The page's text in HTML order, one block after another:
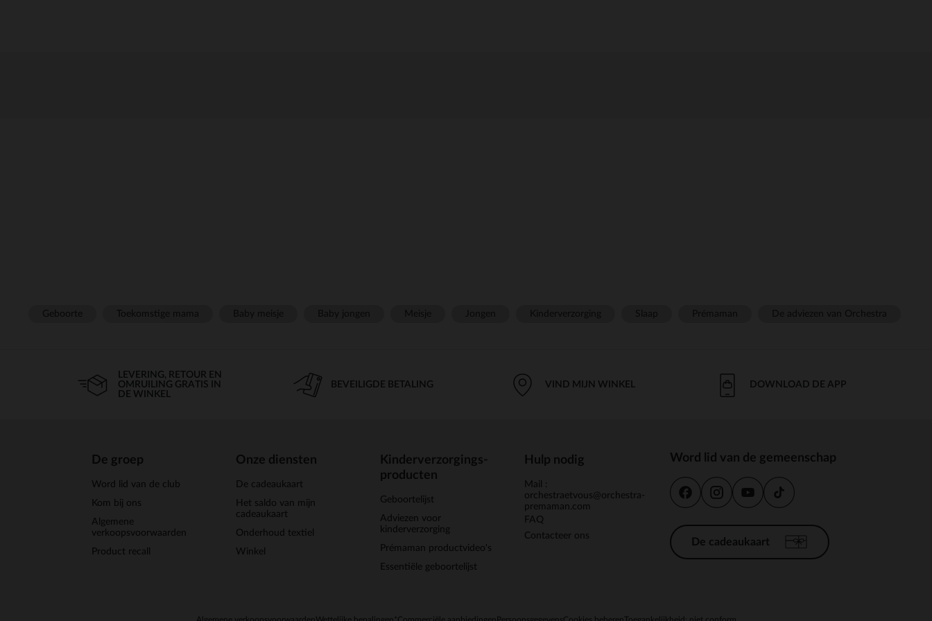
LEVERING, RETOUR EN
OMRUILING GRATIS IN
DE WINKEL
BEVEILIGDE BETALING VIND MIJN WINKEL DOWNLOAD DE APP
De groep
Word lid van de club
Kom bij ons
Algemene
verkoopsvoorwaarden
Product recall
Onze diensten
De cadeaukaart
Het saldo van mijn
cadeaukaart
Onderhoud textiel
Winkel
Kinderverzorgings-
producten
Geboortelijst
Adviezen voor
kinderverzorging
Prémaman productvideo's
Essentiële geboortelijst
Hulp nodig
Mail :
orchestraetvous@orchestra-
premaman.com
FAQ
Contacteer ons
Word lid van de gemeenschap
De cadeaukaart